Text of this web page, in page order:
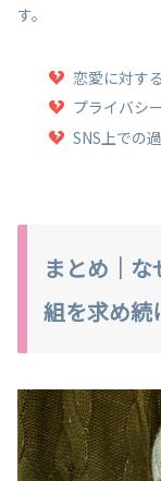
す。
恋愛に対す
プライバシ
SNS上での
まとめ｜
組を求め続